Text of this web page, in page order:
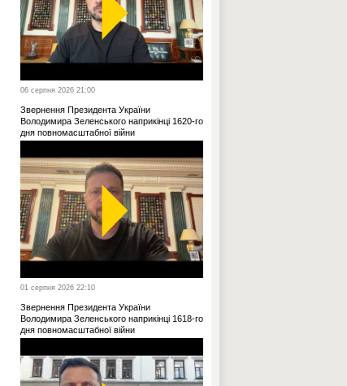
06 серпня 2026 21:00
Звернення Президента України
Володимира Зеленського наприкінці 1620-го
дня повномасштабної війни
01 серпня 2026 22:10
Звернення Президента України
Володимира Зеленського наприкінці 1618-го
дня повномасштабної війни